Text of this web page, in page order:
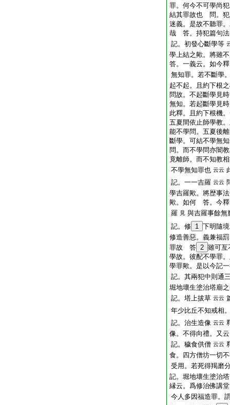
罪。何今不可學尚
結其罪故也 問。犯
迷義。是故不聽罪
哉 答。持犯篇句法
記。初發心斷學等
學上結之歟。將雖
答。一義云。如今
無知罪。若不斷學
起不起。且約下根
問故。不起斷學見
無知。若起斷學見
此釋。且約下根機
五夏間依止師學教
能不學問。五夏後
斷學。可結不學無
問。而不學問亦闇
竟離師。而不知教
不學無知罪也 云云
記。一一吉羅 云云
學吉羅歟。將歴事
歟。如何 答。今釋
羅 見 與吉羅事餘無
記。修 1 下明隨
修造善惡。義兼福
罪故 答 2 雖可亙
學故。彼配不學罪
學罪歟。是以今記
記。其兩犯中則通
堀地壞生塗治塔廟
記。塔上拔草 云云
年少比丘不知戒相
記。治生造像 云云
像。不得向禮。又
記。穢食供僧 云云
食。四方僧坊一切
受用。若死得羯磨
記。堀地壞生塗治
縁云。爲修治佛講
今人多因福造罪。